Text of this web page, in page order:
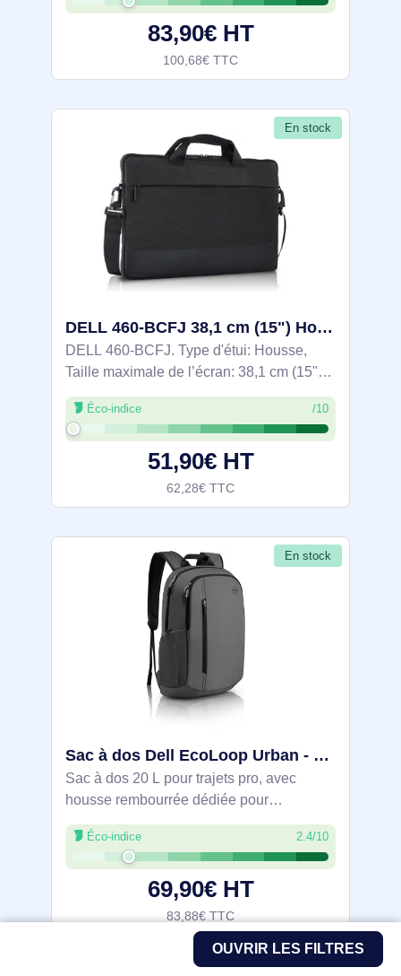
OUVRIR LES FILTRES
Grand compartiment avec organiseur
d’accessoires,83,90€ HT
100,68€ TTC
En stock
DELL 460-BCFJ 38,1 cm (15") Housse Noir, Gris - PF-SL-BK-5-17
DELL 460-BCFJ. Type d'étui: Housse,
Taille maximale de l’écran: 38,1 cm (15"),
Portable à là main, Sangle épaule. Poids:
658 g. Coloration de surface:
Monochromatique
Éco-indice /10
51,90€ HT
62,28€ TTC
En stock
Sac à dos Dell EcoLoop Urban - DELL-CP4523G
Sac à dos 20 L pour trajets pro, avec
housse rembourrée dédiée pour
ordinateurs portables Dell jusqu’à 15"
(compartiment 400×270×25 mm) et grand
espace principal. Accès rapide via poche
avant zippée,
Éco-indice 2.4/10
69,90€ HT
83,88€ TTC